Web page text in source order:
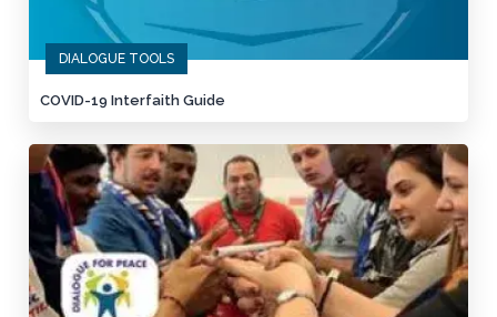
DIALOGUE TOOLS
COVID-19 Interfaith Guide